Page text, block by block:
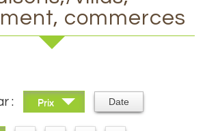
commerces
: Prix Date